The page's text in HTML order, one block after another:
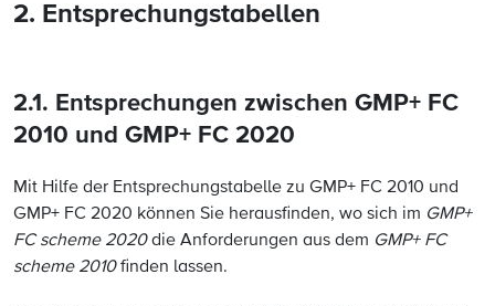
2. Entsprechungstabellen
2.1. Entsprechungen zwischen GMP+ FC
2010 und GMP+ FC 2020
Mit Hilfe der Entsprechungstabelle zu GMP+ FC 2010 und
GMP+ FC 2020 können Sie herausfinden, wo sich im GMP+
FC scheme 2020die Anforderungen aus dem GMP+ FC
scheme 2010finden lassen.